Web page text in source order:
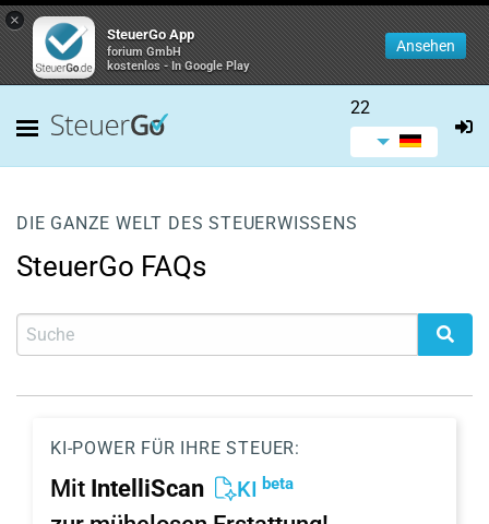
×
SteuerGo App
forium GmbH
kostenlos - In Google Play
Ansehen
22
DIE GANZE WELT DES STEUERWISSENS
SteuerGo FAQs
KI-POWER FÜR IHRE STEUER:
Mit IntelliScan KI beta